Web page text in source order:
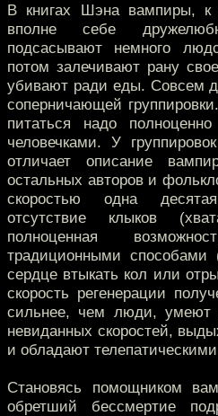
В книгах Шэна вампиры, к
вполне себе
подсасывают немного
потом залечивают рану
убивают ради еды. Совсем
соперничающей
питаться надо
человечками. У
отличает описание
остальных авторов и
скоростью одна
отсутствие клыков
полноценная
традиционными способами
сердце втыкать кол или
скорость регенерации
сильнее, чем люди, умеют
невиданных скоростей,
и обладают
Становясь помощником
обретший бессмертие